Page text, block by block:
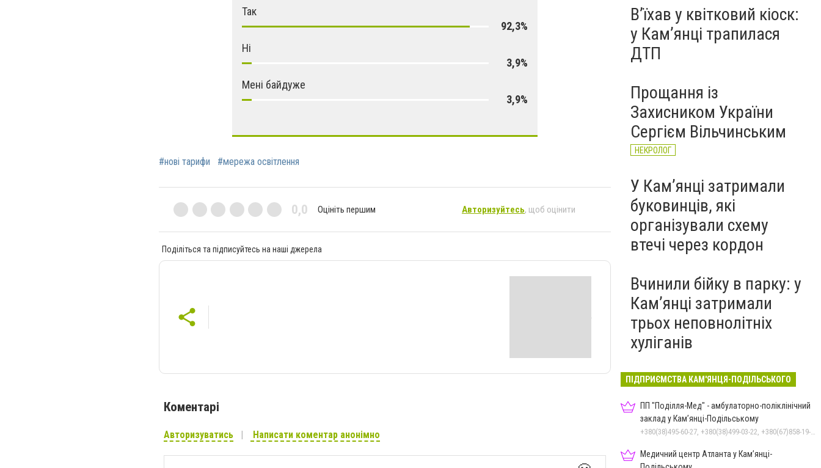
Так
92,3%
Ні
3,9%
Мені байдуже
3,9%
#нові тарифи #мережа освітлення
0,0 Оцініть першим Авторизуйтесь, щоб оцінити
Поділіться та підписуйтесь на наші джерела
Коментарі
Авторизуватись Написати коментар анонімно
Вʼїхав у квітковий кіоск:
у Камʼянці трапилася
ДТП
Прощання із
Захисником України
Сергієм Вільчинським
НЕКРОЛОГ
У Кам’янці затримали
буковинців, які
організували схему
втечі через кордон
Вчинили бійку в парку: у
Кам’янці затримали
трьох неповнолітніх
хуліганів
ПІДПРИЄМСТВА КАМ'ЯНЦЯ-ПОДІЛЬСЬКОГО
ПП "Поділля-Мед" - амбулаторно-поліклінічний
заклад у Кам’янці-Подільському
+380(38)495-60-27, +380(38)499-03-22, +380(67)858-19-75
Медичний центр Атланта у Кам’янці-